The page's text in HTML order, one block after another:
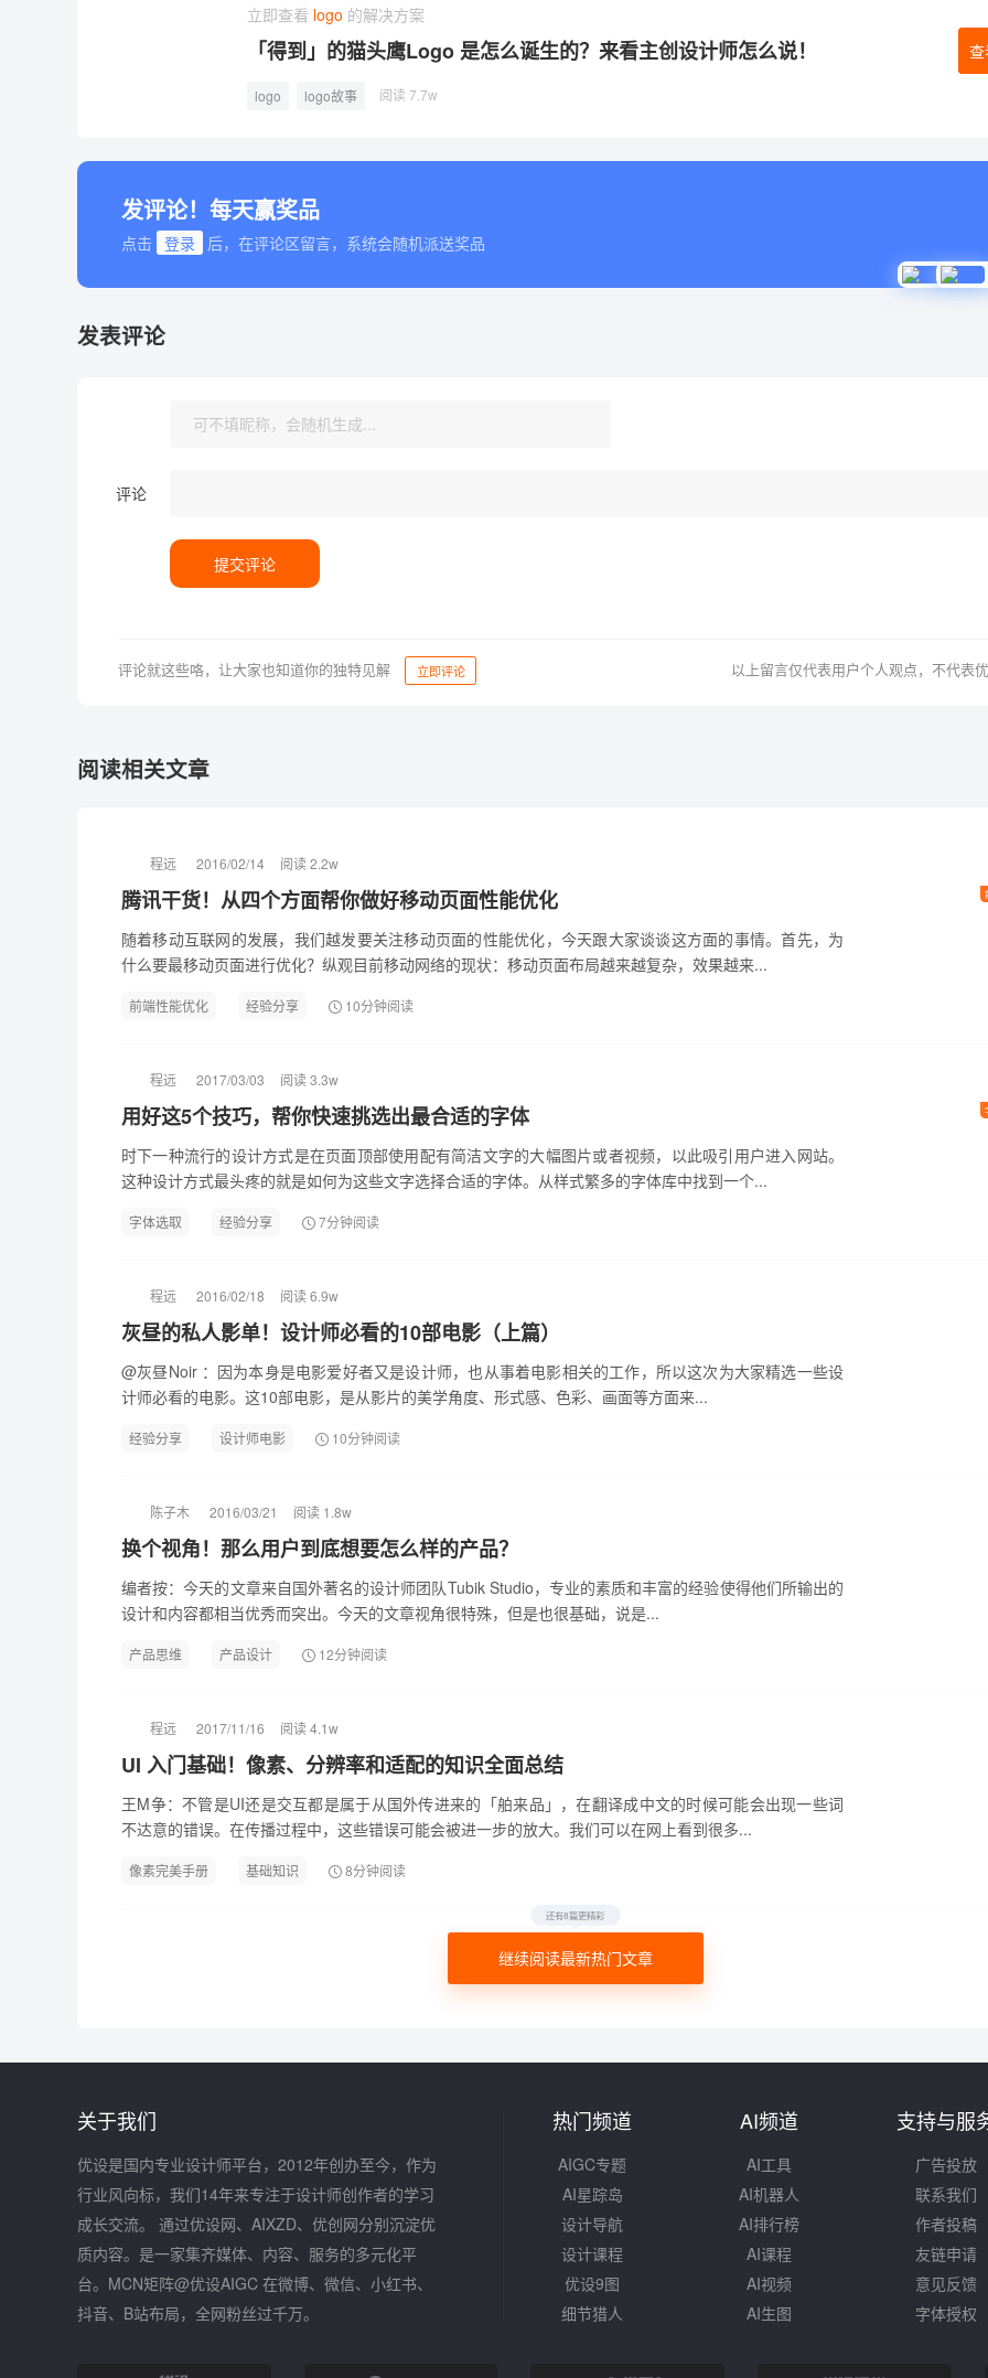
立即查看 logo 的解决方案
「得到」的猫头鹰Logo 是怎么诞生的？来看主创设计师怎么说！
logo logo故事 阅读 7.7w
发评论！每天赢奖品
点击 登录 后，在评论区留言，系统会随机派送奖品
发表评论
评论
提交评论
以上留言仅代表用户个人观点，不代表
评论就这些咯，让大家也知道你的独特见解 立即评论
阅读相关文章
程远 2016/02/14 阅读 2.2w
腾讯干货！从四个方面帮你做好移动页面性能优化
随着移动互联网的发展，我们越发要关注移动页面的性能优化，今天跟大家谈谈这方面的事情。首先，为
什么要最移动页面进行优化？纵观目前移动网络的现状：移动页面布局越来越复杂，效果越来...
前端性能优化 经验分享 10分钟阅读
程远 2017/03/03 阅读 3.3w
用好这5个技巧，帮你快速挑选出最合适的字体
时下一种流行的设计方式是在页面顶部使用配有简洁文字的大幅图片或者视频，以此吸引用户进入网站。
这种设计方式最头疼的就是如何为这些文字选择合适的字体。从样式繁多的字体库中找到一个...
字体选取 经验分享 7分钟阅读
程远 2016/02/18 阅读 6.9w
灰昼的私人影单！设计师必看的10部电影（上篇）
@灰昼Noir ：因为本身是电影爱好者又是设计师，也从事着电影相关的工作，所以这次为大家精选一些设
计师必看的电影。这10部电影，是从影片的美学角度、形式感、色彩、画面等方面来...
经验分享 设计师电影 10分钟阅读
陈子木 2016/03/21 阅读 1.8w
换个视角！那么用户到底想要怎么样的产品？
编者按：今天的文章来自国外著名的设计师团队Tubik Studio，专业的素质和丰富的经验使得他们所输出的
设计和内容都相当优秀而突出。今天的文章视角很特殊，但是也很基础，说是...
产品思维 产品设计 12分钟阅读
程远 2017/11/16 阅读 4.1w
UI 入门基础！像素、分辨率和适配的知识全面总结
王M争：不管是UI还是交互都是属于从国外传进来的「舶来品」，在翻译成中文的时候可能会出现一些词
不达意的错误。在传播过程中，这些错误可能会被进一步的放大。我们可以在网上看到很多...
像素完美手册 基础知识 8分钟阅读
继续阅读最新热门文章
还有8篇更精彩
关于我们
优设是国内专业设计师平台，2012年创办至今，作为
行业风向标，我们14年来专注于设计师创作者的学习
成长交流。 通过优设网、AIXZD、优创网分别沉淀优
质内容。是一家集齐媒体、内容、服务的多元化平
台。MCN矩阵@优设AIGC 在微博、微信、小红书、
抖音、B站布局，全网粉丝过千万。
热门频道
AIGC专题
AI星踪岛
设计导航
设计课程
优设9图
细节猎人
AI频道
AI工具
AI机器人
AI排行榜
AI课程
AI视频
AI生图
支持与服
广告投放
联系我们
作者投稿
友链申请
意见反馈
字体授权